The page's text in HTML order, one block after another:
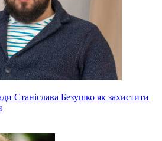
Станіслава Безушко як захистити